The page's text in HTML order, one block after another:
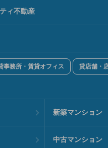
ィ不動産
事務所・賃貸オフィス 貸店舗・
新築マンション
中古マンション